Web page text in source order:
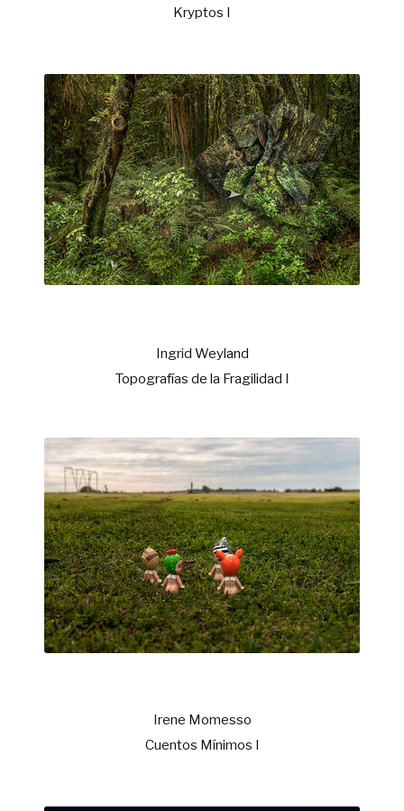
Kryptos I
Ingrid Weyland
Topografías de la Fragilidad I
Irene Momesso
Cuentos Mínimos I